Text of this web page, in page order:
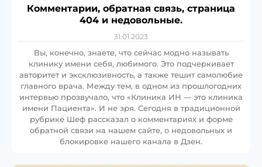
Комментарии, обратная связь, страница
404 и недовольные.
31.01.2023
Вы, конечно, знаете, что сейчас модно называть
клинику имени себя, любимого. Это подчеркивает
авторитет и эксклюзивность, а также тешит самолюбие
главного врача. Между тем, в одном из прошлогодних
интервью прозвучало, что «Клиника ИН — это клиника
имени Пациента». И не зря. Сегодня в традиционной
рубрике Шеф рассказал о комментариях и форме
обратной связи на нашем сайте, о недовольных и
блокировке нашего канала в Дзен.